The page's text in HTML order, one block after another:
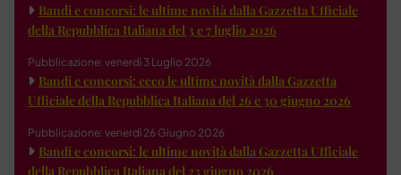
Bandi e concorsi: le ultime novità dalla Gazzetta Ufficiale
della Repubblica Italiana del 3 e 7 luglio 2026
Pubblicazione: venerdì 3 Luglio 2026
Bandi e concorsi: ecco le ultime novità dalla Gazzetta
Ufficiale della Repubblica Italiana del 26 e 30 giugno 2026
Pubblicazione: venerdì 26 Giugno 2026
Bandi e concorsi: le ultime novità dalla Gazzetta Ufficiale
della Repubblica Italiana del 23 giugno 2026